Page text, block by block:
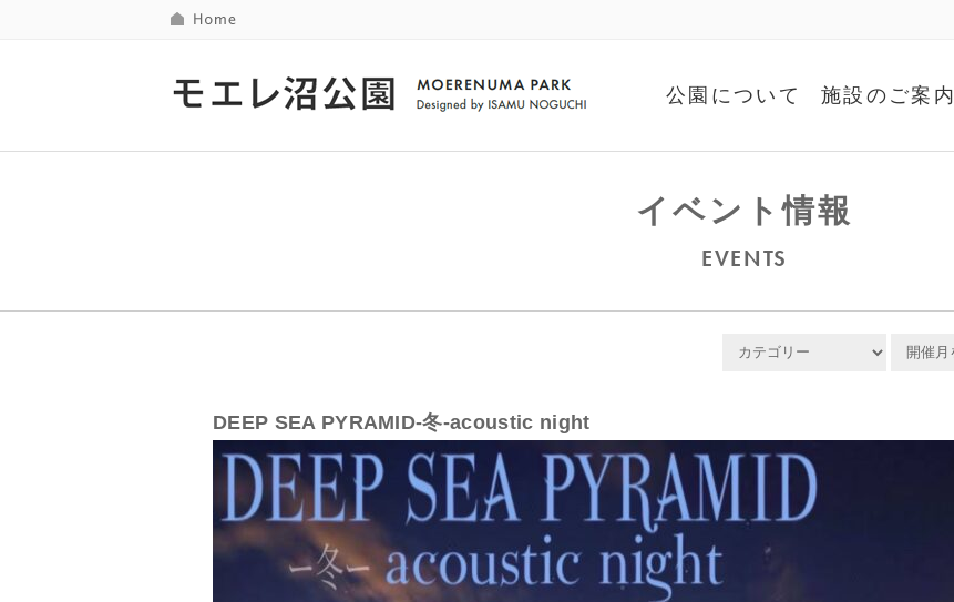
公園について 施設のご案内
イベント情報
EVENTS
DEEP SEA PYRAMID-冬-acoustic night